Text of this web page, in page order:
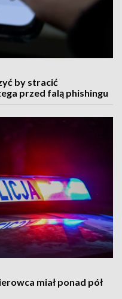
by stracić
przed falą phishingu
miał ponad pół